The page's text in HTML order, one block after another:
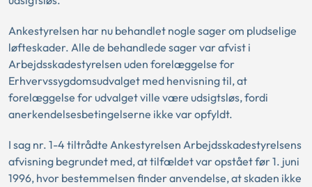
Ankestyrelsen har nu behandlet nogle sager om pludselige
løfteskader. Alle de behandlede sager var afvist i
Arbejdsskadestyrelsen uden forelæggelse for
Erhvervssygdomsudvalget med henvisning til, at
forelæggelse for udvalget ville være udsigtsløs, fordi
anerkendelsesbetingelserne ikke var opfyldt.
I sag nr. 1-4 tiltrådte Ankestyrelsen Arbejdsskadestyrelsens
afvisning begrundet med, at tilfældet var opstået før 1. juni
1996, hvor bestemmelsen finder anvendelse, at skaden ikke